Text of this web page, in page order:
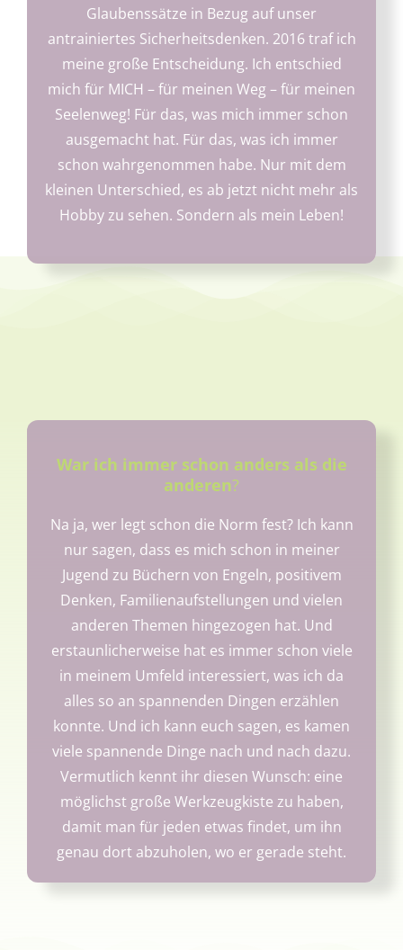
Glaubenssätze in Bezug auf unser
antrainiertes Sicherheitsdenken. 2016 traf ich
meine große Entscheidung. Ich entschied
mich für MICH – für meinen Weg – für meinen
Seelenweg! Für das, was mich immer schon
ausgemacht hat. Für das, was ich immer
schon wahrgenommen habe. Nur mit dem
kleinen Unterschied, es ab jetzt nicht mehr als
Hobby zu sehen. Sondern als mein Leben!
War ich immer schon anders als die
anderen?
Na ja, wer legt schon die Norm fest? Ich kann
nur sagen, dass es mich schon in meiner
Jugend zu Büchern von Engeln, positivem
Denken, Familienaufstellungen und vielen
anderen Themen hingezogen hat. Und
erstaunlicherweise hat es immer schon viele
in meinem Umfeld interessiert, was ich da
alles so an spannenden Dingen erzählen
konnte. Und ich kann euch sagen, es kamen
viele spannende Dinge nach und nach dazu.
Vermutlich kennt ihr diesen Wunsch: eine
möglichst große Werkzeugkiste zu haben,
damit man für jeden etwas findet, um ihn
genau dort abzuholen, wo er gerade steht.